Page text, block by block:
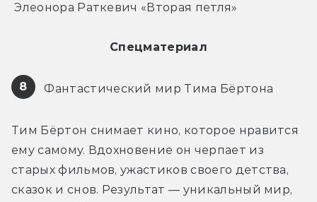
Элеонора Раткевич «Вторая петля»
Спецматериал
8 Фантастический мир Тима Бёртона
Тим Бёртон снимает кино, которое нравится
ему самому. Вдохновение он черпает из
старых фильмов, ужастиков своего детства,
сказок и снов. Результат — уникальный мир,